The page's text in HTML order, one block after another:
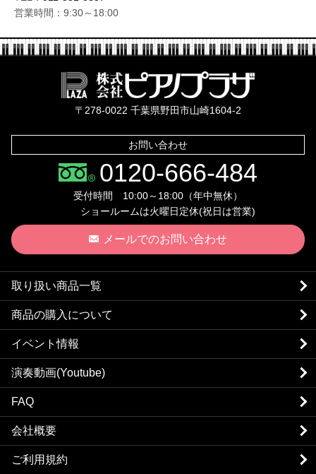
営業時間：9:30～18:00
〒278-0022 千葉県野田市山崎1604-2
お問い合わせ
0120-666-484
受付時間 10:00～18:00（年中無休）
ショールームは火曜日定休(祝日は営業)
メールでのお問い合わせ
取り扱い商品一覧
商品の購入について
イベント情報
演奏動画(Youtube)
FAQ
会社概要
ご利用規約